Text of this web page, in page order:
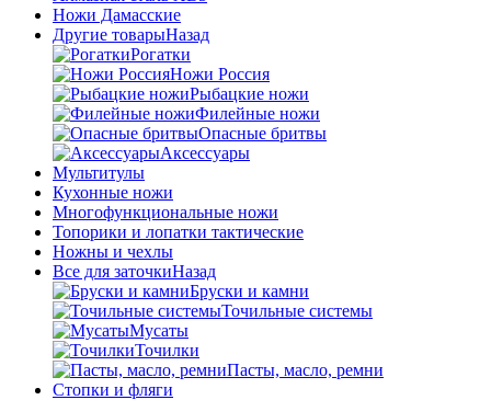
Ножи Дамасские
Другие товарыНазад
Рогатки
Ножи Россия
Рыбацкие ножи
Филейные ножи
Опасные бритвы
Аксессуары
Мультитулы
Кухонные ножи
Многофункциональные ножи
Топорики и лопатки тактические
Ножны и чехлы
Все для заточкиНазад
Бруски и камни
Точильные системы
Мусаты
Точилки
Пасты, масло, ремни
Стопки и фляги